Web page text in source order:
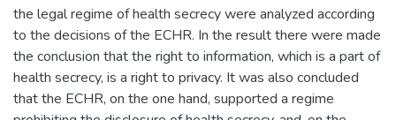
the legal regime of health secrecy were analyzed according
to the decisions of the ECHR. In the result there were made
the conclusion that the right to information, which is a part of
health secrecy, is a right to privacy. It was also concluded
that the ECHR, on the one hand, supported a regime